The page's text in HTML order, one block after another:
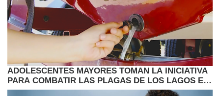
ADOLESCENTES MAYORES TOMAN LA INICIATIVA
PARA COMBATIR LAS PLAGAS DE LOS LAGOS EN
MINNESOTA